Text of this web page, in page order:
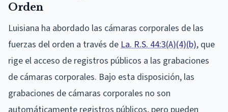
Orden
Luisiana ha abordado las cámaras corporales de las
fuerzas del orden a través de La. R.S. 44:3(A)(4)(b), que
rige el acceso de registros públicos a las grabaciones
de cámaras corporales. Bajo esta disposición, las
grabaciones de cámaras corporales no son